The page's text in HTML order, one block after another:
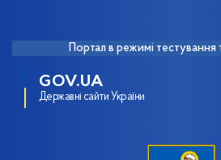
Портал в режимі тестування
GOV.UA
Державні сайти України